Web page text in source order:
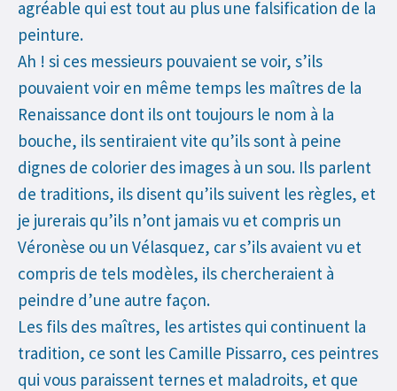
agréable qui est tout au plus une falsification de la
peinture.
Ah ! si ces messieurs pouvaient se voir, s’ils
pouvaient voir en même temps les maîtres de la
Renaissance dont ils ont toujours le nom à la
bouche, ils sentiraient vite qu’ils sont à peine
dignes de colorier des images à un sou. Ils parlent
de traditions, ils disent qu’ils suivent les règles, et
je jurerais qu’ils n’ont jamais vu et compris un
Véronèse ou un Vélasquez, car s’ils avaient vu et
compris de tels modèles, ils chercheraient à
peindre d’une autre façon.
Les fils des maîtres, les artistes qui continuent la
tradition, ce sont les Camille Pissarro, ces peintres
qui vous paraissent ternes et maladroits, et que